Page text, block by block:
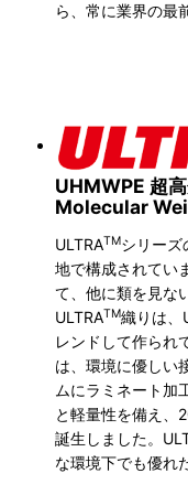
ら、常に業界の最
UHMWPE 超
Molecular
ULTRATMシリーズ
地で構成されてい
て、他に類を見な
ULTRATM織りは、
レンドして作られ
は、環境に優しい
ムにラミネート加
と軽量性を備え、
誕生しました。
な環境下でも優れ